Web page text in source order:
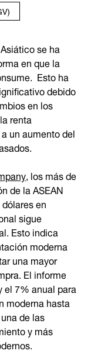
se ha
en que la
Esto ha
debido
en los
renta
un aumento del
, los más de
de la ASEAN
en
sigue
Esto indica
moderna
una mayor
El informe
el 7% anual para
moderna hasta
de las
y más